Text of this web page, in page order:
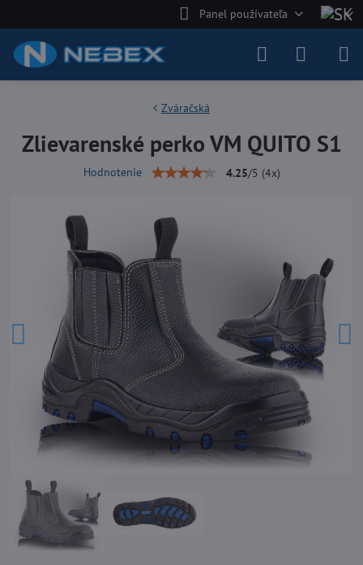
Panel používateľa
Zváračská
Zlievarenské perko VM QUITO S1
Hodnotenie 4.25/5 (4x)